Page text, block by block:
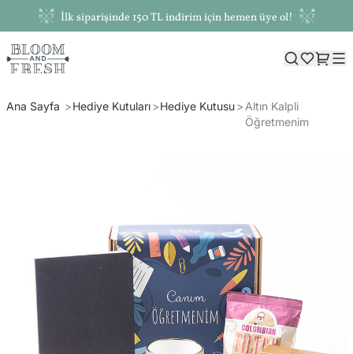
İlk siparişinde 150 TL indirim için hemen üye ol!
Ana Sayfa Hediye Kutuları Hediye Kutusu
Altın Kalpli
Öğretmenim